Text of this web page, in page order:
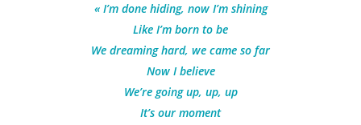
« I’m done hiding, now I’m shining
Like I’m born to be
We dreaming hard, we came so far
Now I believe
We’re going up, up, up
It’s our moment